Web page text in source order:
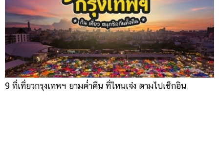
9 ที่เที่ยวกรุงเทพฯ ยามค่ำคืน ที่ไหนเจ๋ง ตามไปเช็กอิน